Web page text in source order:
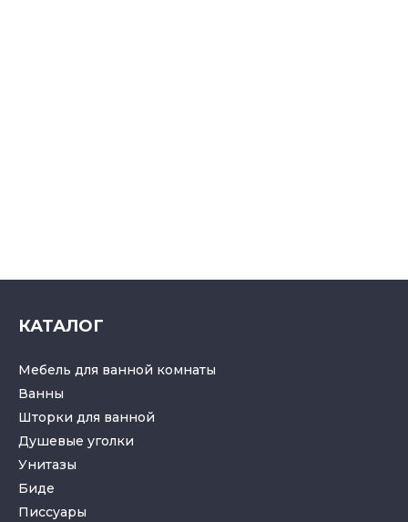
КАТАЛОГ
Мебель для ванной комнаты
Ванны
Шторки для ванной
Душевые уголки
Унитазы
Биде
Писсуары